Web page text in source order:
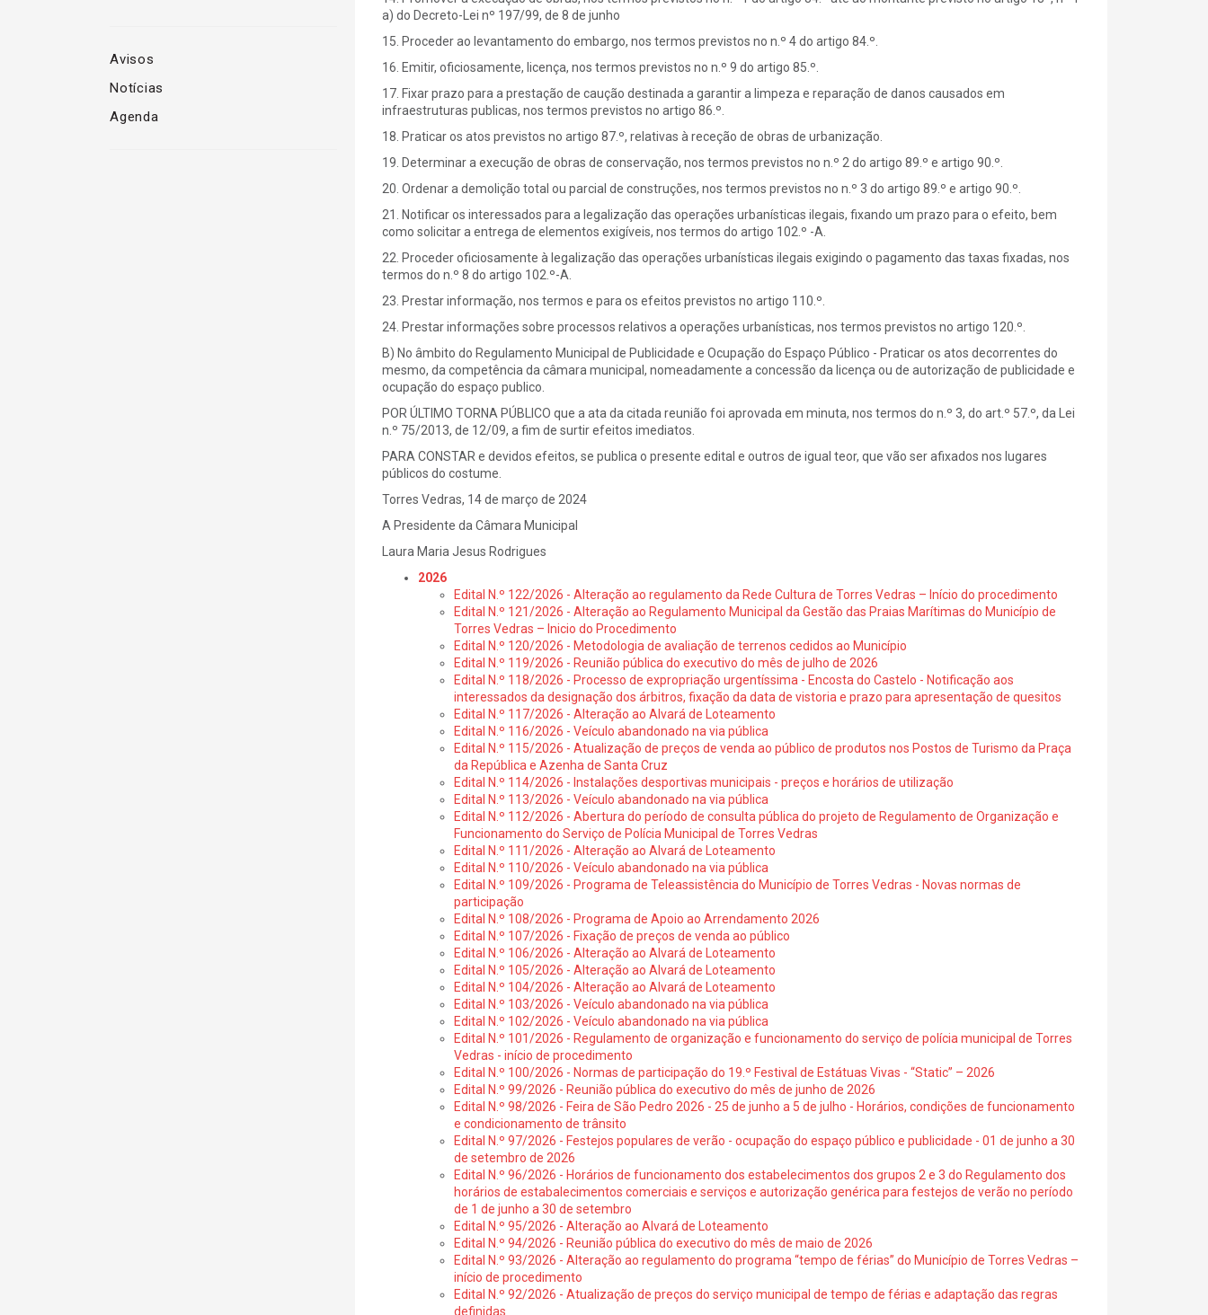
Avisos
Notícias
Agenda
a) do Decreto-Lei nº 197/99, de 8 de junho
15. Proceder ao levantamento do embargo, nos termos previstos no n.º 4 do artigo 84.º.
16. Emitir, oficiosamente, licença, nos termos previstos no n.º 9 do artigo 85.º.
17. Fixar prazo para a prestação de caução destinada a garantir a limpeza e reparação de danos causados em
infraestruturas publicas, nos termos previstos no artigo 86.º.
18. Praticar os atos previstos no artigo 87.º, relativas à receção de obras de urbanização.
19. Determinar a execução de obras de conservação, nos termos previstos no n.º 2 do artigo 89.º e artigo 90.º.
20. Ordenar a demolição total ou parcial de construções, nos termos previstos no n.º 3 do artigo 89.º e artigo 90.º.
21. Notificar os interessados para a legalização das operações urbanísticas ilegais, fixando um prazo para o efeito, bem
como solicitar a entrega de elementos exigíveis, nos termos do artigo 102.º -A.
22. Proceder oficiosamente à legalização das operações urbanísticas ilegais exigindo o pagamento das taxas fixadas, nos
termos do n.º 8 do artigo 102.º-A.
23. Prestar informação, nos termos e para os efeitos previstos no artigo 110.º.
24. Prestar informações sobre processos relativos a operações urbanísticas, nos termos previstos no artigo 120.º.
B) No âmbito do Regulamento Municipal de Publicidade e Ocupação do Espaço Público - Praticar os atos decorrentes do
mesmo, da competência da câmara municipal, nomeadamente a concessão da licença ou de autorização de publicidade e
ocupação do espaço publico.
POR ÚLTIMO TORNA PÚBLICO que a ata da citada reunião foi aprovada em minuta, nos termos do n.º 3, do art.º 57.º, da Lei
n.º 75/2013, de 12/09, a fim de surtir efeitos imediatos.
PARA CONSTAR e devidos efeitos, se publica o presente edital e outros de igual teor, que vão ser afixados nos lugares
públicos do costume.
Torres Vedras, 14 de março de 2024
A Presidente da Câmara Municipal
Laura Maria Jesus Rodrigues
2026
Edital N.º 122/2026 - Alteração ao regulamento da Rede Cultura de Torres Vedras – Início do procedimento
Edital N.º 121/2026 - Alteração ao Regulamento Municipal da Gestão das Praias Marítimas do Município de
Torres Vedras – Inicio do Procedimento
Edital N.º 120/2026 - Metodologia de avaliação de terrenos cedidos ao Município
Edital N.º 119/2026 - Reunião pública do executivo do mês de julho de 2026
Edital N.º 118/2026 - Processo de expropriação urgentíssima - Encosta do Castelo - Notificação aos
interessados da designação dos árbitros, fixação da data de vistoria e prazo para apresentação de quesitos
Edital N.º 117/2026 - Alteração ao Alvará de Loteamento
Edital N.º 116/2026 - Veículo abandonado na via pública
Edital N.º 115/2026 - Atualização de preços de venda ao público de produtos nos Postos de Turismo da Praça
da República e Azenha de Santa Cruz
Edital N.º 114/2026 - Instalações desportivas municipais - preços e horários de utilização
Edital N.º 113/2026 - Veículo abandonado na via pública
Edital N.º 112/2026 - Abertura do período de consulta pública do projeto de Regulamento de Organização e
Funcionamento do Serviço de Polícia Municipal de Torres Vedras
Edital N.º 111/2026 - Alteração ao Alvará de Loteamento
Edital N.º 110/2026 - Veículo abandonado na via pública
Edital N.º 109/2026 - Programa de Teleassistência do Município de Torres Vedras - Novas normas de
participação
Edital N.º 108/2026 - Programa de Apoio ao Arrendamento 2026
Edital N.º 107/2026 - Fixação de preços de venda ao público
Edital N.º 106/2026 - Alteração ao Alvará de Loteamento
Edital N.º 105/2026 - Alteração ao Alvará de Loteamento
Edital N.º 104/2026 - Alteração ao Alvará de Loteamento
Edital N.º 103/2026 - Veículo abandonado na via pública
Edital N.º 102/2026 - Veículo abandonado na via pública
Edital N.º 101/2026 - Regulamento de organização e funcionamento do serviço de polícia municipal de Torres
Vedras - início de procedimento
Edital N.º 100/2026 - Normas de participação do 19.º Festival de Estátuas Vivas - “Static” – 2026
Edital N.º 99/2026 - Reunião pública do executivo do mês de junho de 2026
Edital N.º 98/2026 - Feira de São Pedro 2026 - 25 de junho a 5 de julho - Horários, condições de funcionamento
e condicionamento de trânsito
Edital N.º 97/2026 - Festejos populares de verão - ocupação do espaço público e publicidade - 01 de junho a 30
de setembro de 2026
Edital N.º 96/2026 - Horários de funcionamento dos estabelecimentos dos grupos 2 e 3 do Regulamento dos
horários de estabalecimentos comerciais e serviços e autorização genérica para festejos de verão no período
de 1 de junho a 30 de setembro
Edital N.º 95/2026 - Alteração ao Alvará de Loteamento
Edital N.º 94/2026 - Reunião pública do executivo do mês de maio de 2026
Edital N.º 93/2026 - Alteração ao regulamento do programa “tempo de férias” do Município de Torres Vedras –
início de procedimento
Edital N.º 92/2026 - Atualização de preços do serviço municipal de tempo de férias e adaptação das regras
definidas